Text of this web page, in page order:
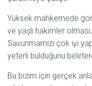
Yüksek mahkemede
ve yaşlı hakimler
Savunmamızı çok iyi
yeterli bulduğunu
Bu bizim için gerçek